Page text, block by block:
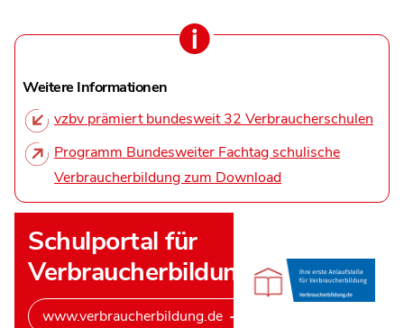
Weitere Informationen
vzbv prämiert bundesweit 32 Verbraucherschulen
Programm Bundesweiter Fachtag schulische
Verbraucherbildung zum Download
Schulportal für
Verbraucherbildung
www.verbraucherbildung.de